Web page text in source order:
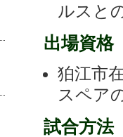
ルスと
出場資格
狛江市
スペア
試合方法